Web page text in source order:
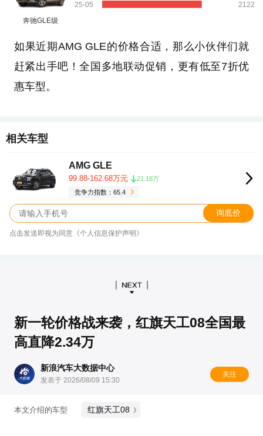
奔驰GLE级
25-05
2122
如果近期AMG GLE的价格合适，那么小伙伴们就
赶紧出手吧！全国多地联动促销，更有低至7折优
惠车型。
相关车型
AMG GLE
99.88-162.68万元
21.18万
竞争力指数：65.4
询底价
点击发送即视为同意《个人信息保护声明》
新一轮价格战来袭，红旗天工08全国最
高直降2.34万
新浪汽车大数据中心
发表于 2026/08/09 15:30
关注
本文介绍的车型 红旗天工08